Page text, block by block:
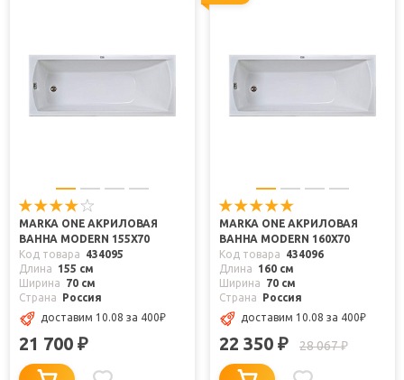
MARKA ONE АКРИЛОВАЯ
ВАННА MODERN 155X70
Код товара
434095
Длина
155 см
Ширина
70 см
Страна
Россия
доставим 10.08 за 400₽
21 700 ₽
MARKA ONE АКРИЛОВАЯ
ВАННА MODERN 160X70
Код товара
434096
Длина
160 см
Ширина
70 см
Страна
Россия
доставим 10.08 за 400₽
22 350 ₽ 28 067₽